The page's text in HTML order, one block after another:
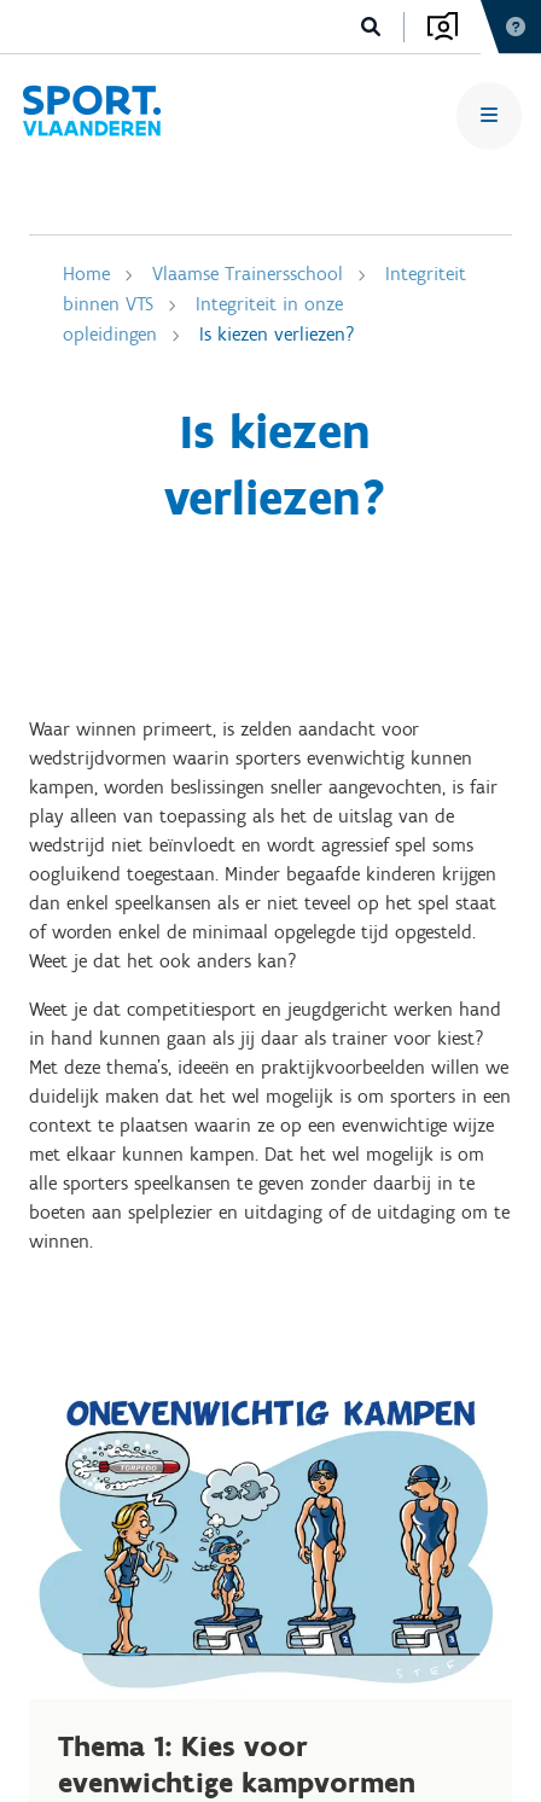
Home Vlaamse Trainersschool
Integriteit
binnen VTS
Integriteit in onze
opleidingen
Is kiezen verliezen?
Is kiezen
verliezen?
Waar winnen primeert, is zelden aandacht voor
wedstrijdvormen waarin sporters evenwichtig kunnen
kampen, worden beslissingen sneller aangevochten, is fair
play alleen van toepassing als het de uitslag van de
wedstrijd niet beïnvloedt en wordt agressief spel soms
oogluikend toegestaan. Minder begaafde kinderen krijgen
dan enkel speelkansen als er niet teveel op het spel staat
of worden enkel de minimaal opgelegde tijd opgesteld.
Weet je dat het ook anders kan?
Weet je dat competitiesport en jeugdgericht werken hand
in hand kunnen gaan als jij daar als trainer voor kiest?
Met deze thema's, ideeën en praktijkvoorbeelden willen we
duidelijk maken dat het wel mogelijk is om sporters in een
context te plaatsen waarin ze op een evenwichtige wijze
met elkaar kunnen kampen. Dat het wel mogelijk is om
alle sporters speelkansen te geven zonder daarbij in te
boeten aan spelplezier en uitdaging of de uitdaging om te
winnen.
Thema 1: Kies voor
evenwichtige kampvormen